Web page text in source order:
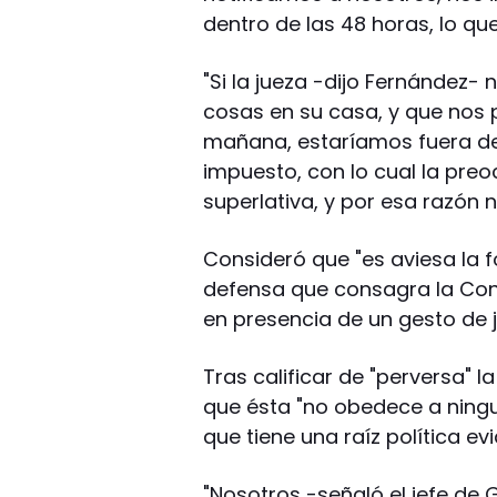
dentro de las 48 horas, lo
"Si la jueza -dijo Fernández-
cosas en su casa, y que nos
mañana, estaríamos fuera
impuesto, con lo cual la
superlativa, y por esa razón
Consideró que "es aviesa la
defensa que consagra la
en presencia de un gesto
Tras calificar de "perversa"
que ésta "no obedece a
que tiene una raíz política